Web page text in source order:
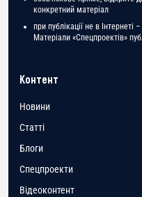
конкретний матеріал
при публікації не в
Матеріали «Спецпроектів»
Контент
Новини
Статті
Блоги
Спецпроекти
Відеоконтент